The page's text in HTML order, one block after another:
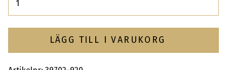
LÄGG TILL I VARUKORG